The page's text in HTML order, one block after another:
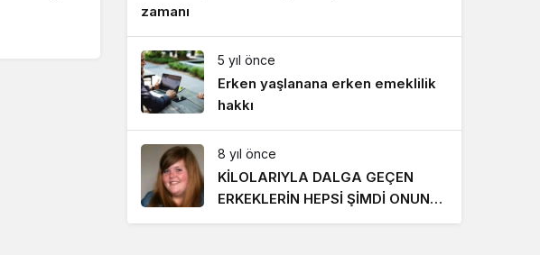
zamanı
5 yıl önce
Erken yaşlanana erken emeklilik
hakkı
8 yıl önce
KİLOLARIYLA DALGA GEÇEN
ERKEKLERİN HEPSİ ŞİMDİ ONUN
PEŞİNDE! SON HALİ İNANILMAZ